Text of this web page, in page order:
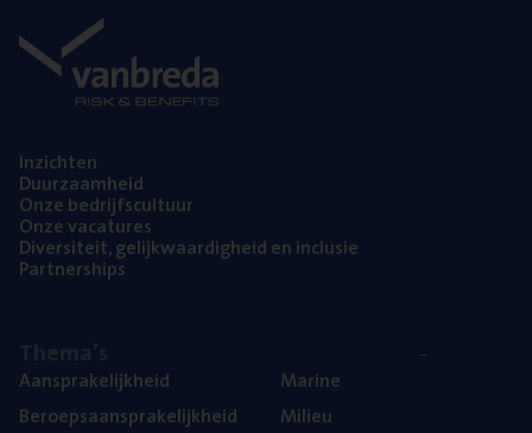
Inzich­ten
Duur­zaam­heid
Onze bedrijfs­cul­tuur
Onze vaca­tu­res
Diver­si­teit, gelijk­waar­dig­heid en inclusie
Part­ner­ships
Aan­spra­ke­lijk­heid
Beroeps­aan­spra­ke­lijk­heid
Mari­ne
Mili­eu